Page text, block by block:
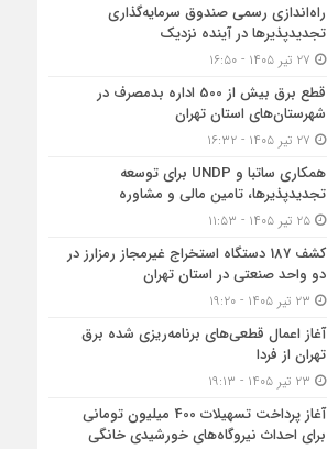
راه‌اندازی رسمی صندوق سرمایه‌گذاری
تجدیدپذیرها در آینده نزدیک
قطع برق بیش از 500 اداره بدمصرف در
شهرستان‌های استان تهران
همکاری ساتبا و UNDP برای توسعه
تجدیدپذیرها، تامین مالی و مشاوره
۲۵ تیر ۱۴۰۵ - ۱۱:۵۳
کشف 187 دستگاه استخراج غیرمجاز رمزارز در
دو واحد صنعتی در استان تهران
آغاز اعمال قطعی‌های برنامه‌ریزی شده برق
تهران از فردا
آغاز پرداخت تسهیلات 400 میلیون تومانی
برای احداث نیروگاه‌های خورشیدی خانگی